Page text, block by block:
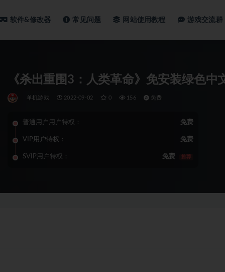
软件&修改器 常见问题 网站使用教程 游戏交流群
《杀出重围3：人类革命》免安装绿色
单机游戏 2022-09-02 0 156 免费
普通用户用户特权： 免费
VIP用户特权： 免费
SVIP用户特权： 免费 推荐